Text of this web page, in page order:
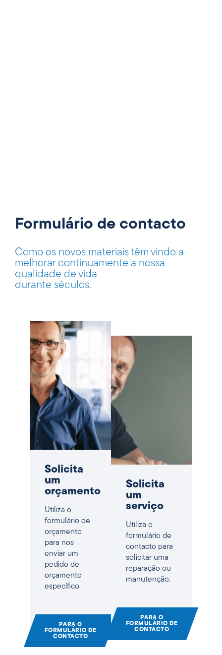
Formulário de contacto
Como os novos materiais têm vindo a
melhorar continuamente a nossa
qualidade de vida
durante séculos.
Solicita
um
orçamento
Utiliza o
formulário de
orçamento
para nos
enviar um
pedido de
orçamento
específico.
PARA O
FORMULÁRIO DE
CONTACTO
Solicita
um
serviço
Utiliza o
formulário de
contacto para
solicitar uma
reparação ou
manutenção.
PARA O
FORMULÁRIO DE
CONTACTO